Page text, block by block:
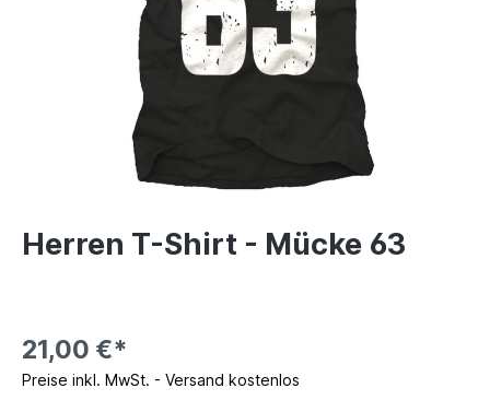
Herren T-Shirt - Mücke 63
21,00 €*
Preise inkl. MwSt. - Versand kostenlos